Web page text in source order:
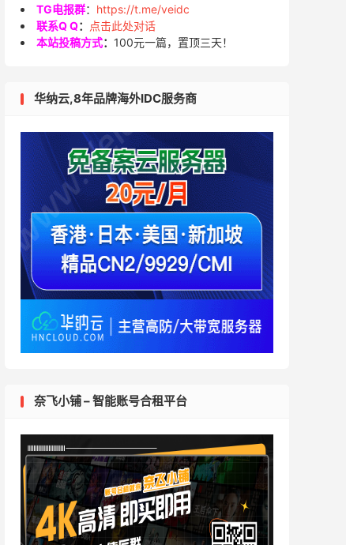
TG电报群： https://t.me/veidc
联系Q Q：
点击此处对话
本站投稿方式： 100元一篇，置顶三天！
华纳云,8年品牌海外IDC服务商
奈飞小铺 – 智能账号合租平台